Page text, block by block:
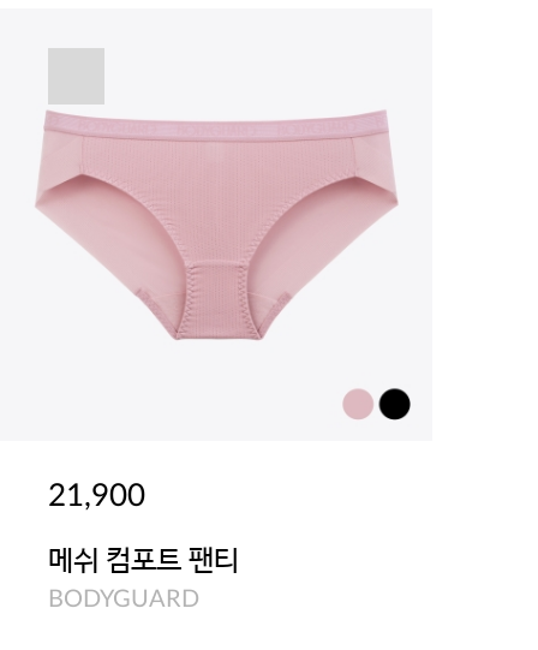
21,900
메쉬 컴포트 팬티
BODYGUARD